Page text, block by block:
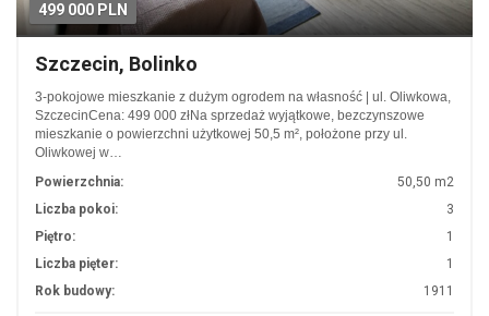
499 000 PLN
Szczecin, Bolinko
3-pokojowe mieszkanie z dużym ogrodem na własność | ul. Oliwkowa,
SzczecinCena: 499 000 złNa sprzedaż wyjątkowe, bezczynszowe
mieszkanie o powierzchni użytkowej 50,5 m², położone przy ul.
Oliwkowej w…
Powierzchnia:
50,50 m2
Liczba pokoi:
3
Piętro:
1
Liczba pięter:
1
Rok budowy:
1911